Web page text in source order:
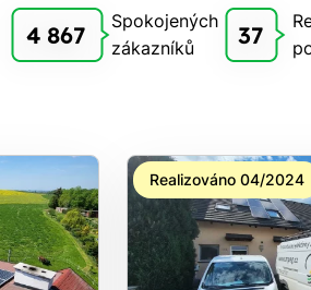
4 867
Spokojených
zákazníků
37
Realizováno 04/2024